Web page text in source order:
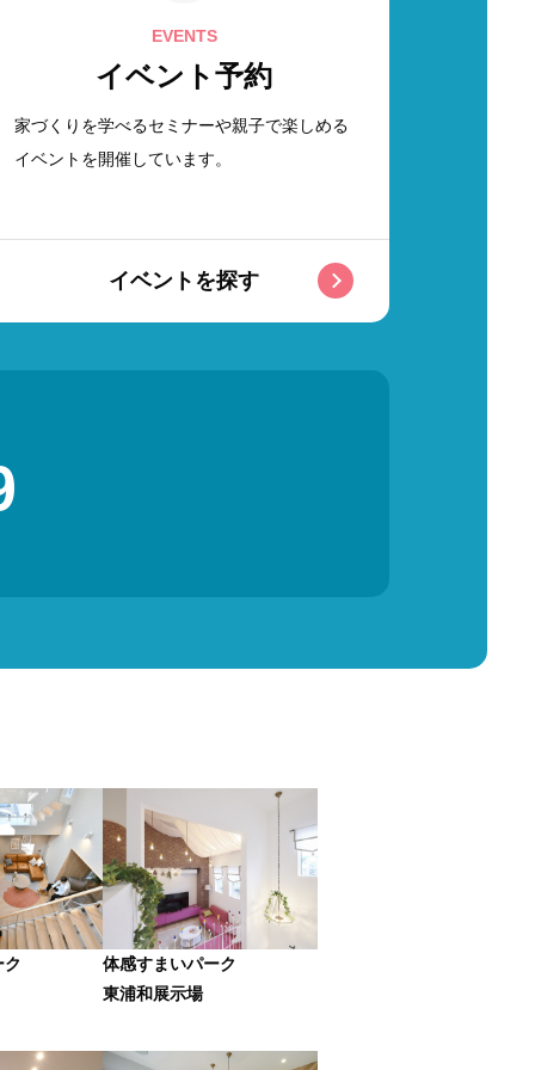
カスタマーハラスメントポリシー
EVENTS
イベント予約
家づくりを学べるセミナーや親子で楽しめる
イベントを開催しています。
イベントを探す
体感すまいパーク
東浦和展示場